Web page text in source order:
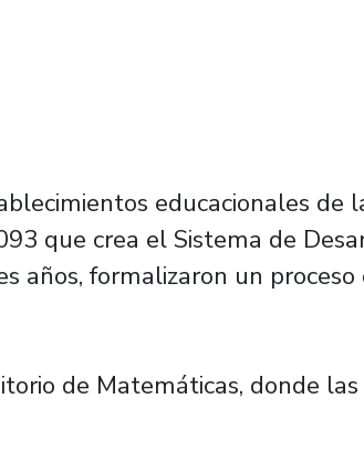
educacionales de
que crea el Sistema de
años, formalizaron un proceso
de Matemáticas, donde las